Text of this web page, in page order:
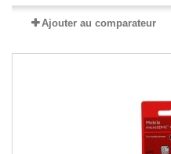
Ajouter au comparateur